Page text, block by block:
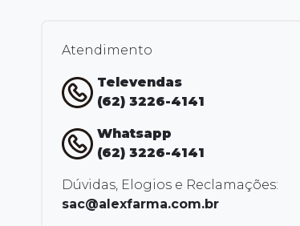
Atendimento
Televendas
(62) 3226-4141
Whatsapp
(62) 3226-4141
Dúvidas, Elogios e Reclamações:
sac@alexfarma.com.br